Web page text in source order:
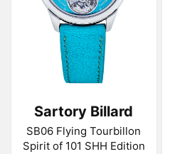
Sartory Billard
SB06 Flying Tourbillon
Spirit of 101 SHH Edition